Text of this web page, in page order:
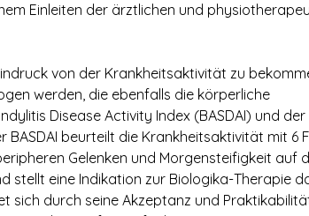
Einleiten der ärztlichen und
von der Krankheitsaktivität zu
werden, die ebenfalls die körperliche
Disease Activity Index (BASDAI) und der
BASDAI beurteilt die Krankheitsaktivität mit 6
Gelenken und Morgensteifigkeit auf
stellt eine Indikation zur Biologika-Therapie
sich durch seine Akzeptanz und